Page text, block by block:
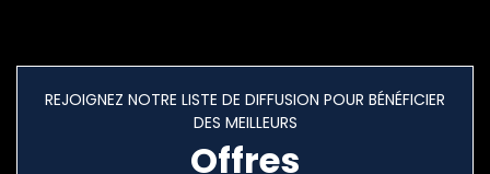
REJOIGNEZ NOTRE LISTE DE DIFFUSION POUR BÉNÉFICIER
DES MEILLEURS
Offres